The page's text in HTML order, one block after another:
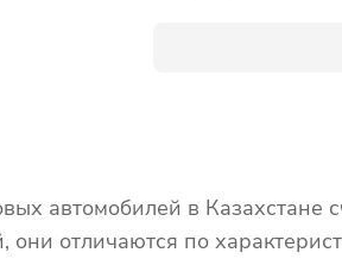
автомобилей в Казахстане
они отличаются по